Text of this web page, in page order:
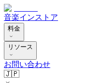
音楽インストア
料金
リソース
お問い合わせ
🇯🇵